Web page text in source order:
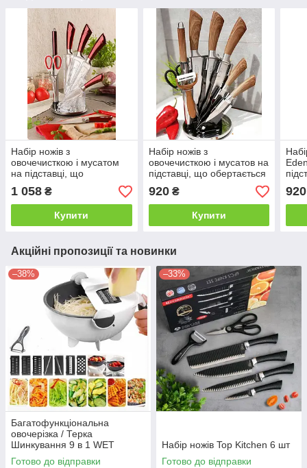
Набір ножів з
овочечисткою і мусатом
на підставці, що
обертається Edenberg EB-
3616 — 9 пр-червоний
1 058 ₴
Купити
Набір ножів з
овочечисткою і мусатов на
підставці, що обертається
Edenberg EB-913 - 9 пр
920₴
Купити
17
920
Акційні пропозиції та новинки
–38%
Багатофункціональна
овочерізка / Терка
Шинкування 9 в 1 WET
BASKET
Готово до відправки
–33%
Набір ножів Top Kitchen 6 шт
Готово до відправки